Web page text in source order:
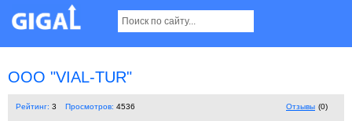
OOO "VIAL-TUR"
Рейтинг: 3 Просмотров: 4536 Отзывы (0)